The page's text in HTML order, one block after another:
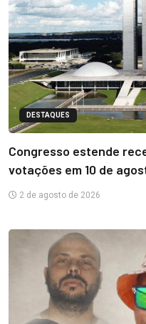
DESTAQUES
Congresso estende
votações em 10 de
2 de agosto de 2026